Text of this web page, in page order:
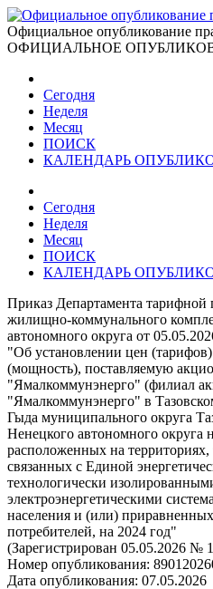
Официальное опубликование
ОФИЦИАЛЬНОЕ
Сегодня
Неделя
Месяц
ПОИСК
КАЛЕНДАРЬ
Сегодня
Неделя
Месяц
ПОИСК
КАЛЕНДАРЬ
Приказ Департамента тарифной
жилищно-коммунального
автономного округа от
"Об установлении цен
(мощность), поставляемую
"Ямалкоммунэнерго" (филиал
"Ямалкоммунэнерго" в
Гыда муниципального округа
Ненецкого автономного округа
расположенных на территориях,
связанных с Единой
технологически
электроэнергетическими
населения и (или)
потребителей, на 2024 год"
(Зарегистрирован 05.05.2026 №
Номер опубликования:
Дата опубликования: 07.05.2026